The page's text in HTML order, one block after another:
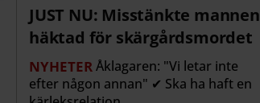
JUST NU: Misstänkte mannen
häktad för skärgårdsmordet
NYHETERÅklagaren: "Vi letar inte
efter någon annan" ✔ Ska ha haft en